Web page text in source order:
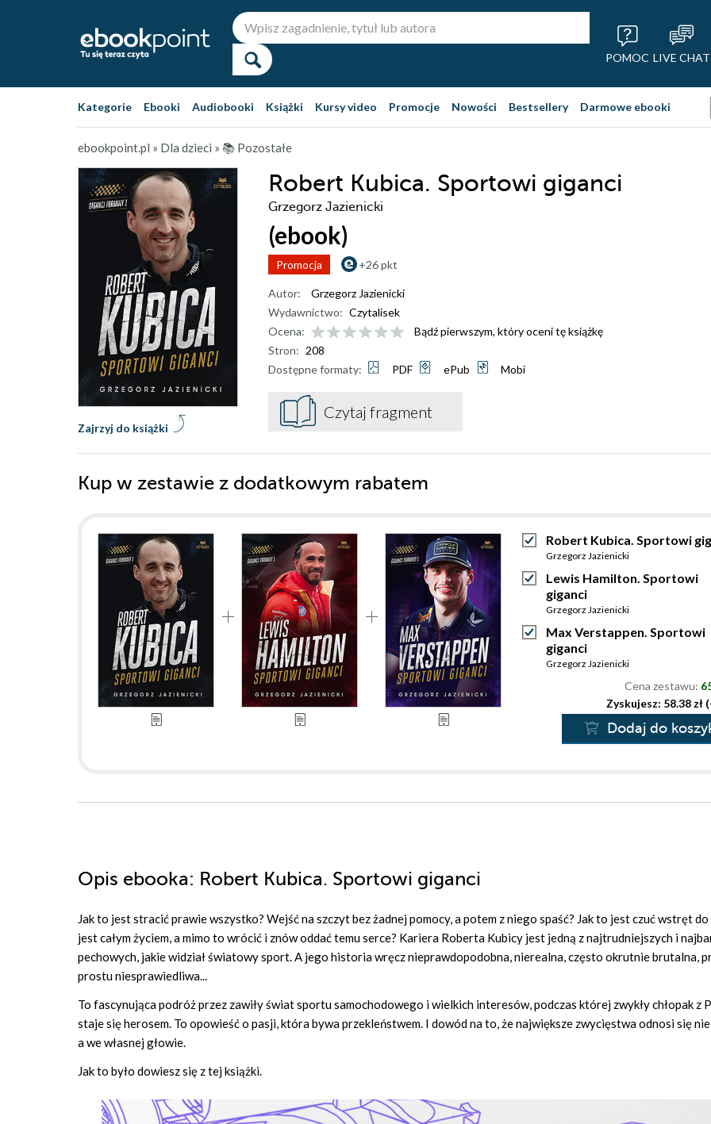
POMOC LIVE CHAT
Kategorie Ebooki Audiobooki Książki Kursy video Promocje Nowości Bestsellery Darmowe ebooki
ebookpoint.pl » Dla dzieci » 📚 Pozostałe
Robert Kubica. Sportowi giganci
Grzegorz Jazienicki
(ebook)
Promocja +26 pkt
Zajrzyj do książki
Autor:
Grzegorz Jazienicki
Wydawnictwo: Czytalisek
Ocena:
Bądź pierwszym, który oceni tę książkę
Stron: 208
Dostępne formaty:
PDF ePub Mobi
Czytaj fragment
Kup w zestawie z dodatkowym rabatem
Robert Kubica. Sportowi
Grzegorz Jazienicki
Lewis Hamilton. Sportowi
giganci
Grzegorz Jazienicki
Max Verstappen. Sportowi
giganci
Grzegorz Jazienicki
Cena zestawu:
Zyskujesz: 58.38 zł
Dodaj do
Opis ebooka: Robert Kubica. Sportowi giganci
Jak to jest stracić prawie wszystko? Wejść na szczyt bez żadnej pomocy, a potem z niego spaść? Jak to jest czuć wstręt
jest całym życiem, a mimo to wrócić i znów oddać temu serce? Kariera Roberta Kubicy jest jedną z najtrudniejszych i
pechowych, jakie widział światowy sport. A jego historia wręcz nieprawdopodobna, nierealna, często okrutnie brutalna,
prostu niesprawiedliwa...
To fascynująca podróż przez zawiły świat sportu samochodowego i wielkich interesów, podczas której zwykły chłopak z
staje się herosem. To opowieść o pasji, która bywa przekleństwem. I dowód na to, że największe zwycięstwa odnosi się
a we własnej głowie.
Jak to było dowiesz się z tej książki.